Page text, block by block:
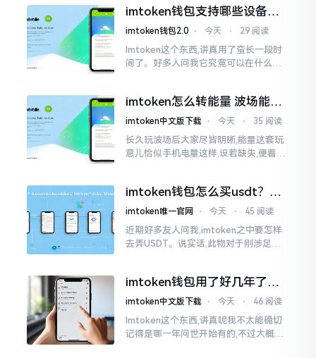
磅”、“首发”、“独家”
imtoken钱包支持哪些设备？
手机电脑都能用
imtoken钱包2.0 ⋅ 今天 ⋅ 29 阅读
Imtoken这个东西,讲真用了蛮长一段时
间了。好多人问我它究竟可以在什么设
给予支持
imtoken怎么转能量 波场能量
转换教程
imtoken中文版下载 ⋅ 今天 ⋅ 35 阅读
长久玩波场后大家尽皆明晰,能量这套玩
意儿恰似手机电量这样,设若缺失,便着实
imtoken钱包怎么买usdt？老
手教你简单三步搞定
imtoken唯一官网 ⋅ 今天 ⋅ 45 阅读
近期好多友人问我,imtoken之中要怎样
去弄USDT。说实话,此物对于刚涉足币
imtoken钱包用了好几年了，
到底多少年了？
imtoken中文版下载 ⋅ 今天 ⋅ 46 阅读
Imtoken这个东西,讲真呢我不太能确切
记得是哪一年问世开始有的,不过大概在